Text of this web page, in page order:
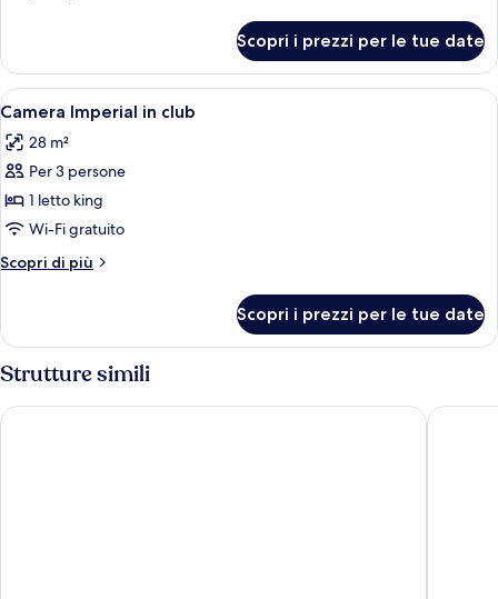
doppia
Scopri i prezzi per le tue date
Apri
tutte
le
foto
per
Camera
Imperial
in
Una camera d'albergo con un letto
9
Camera Imperial in club
28 m²
Per 3 persone
1 letto king
Wi-Fi gratuito
Scopri di più
Altri
Imperial
club
Scopri i prezzi per le tue date
Strutture simili
Grand Hyatt San Francisco Beacon